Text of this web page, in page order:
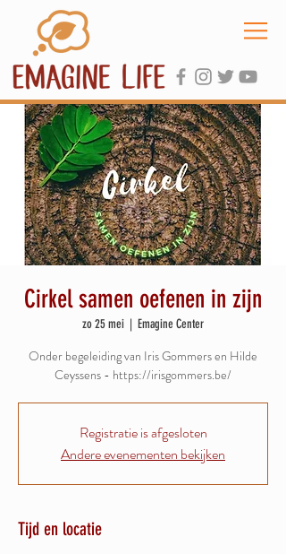
Cirkel samen oefenen in zijn
zo 25 mei
  |
Emagine Center
Onder begeleiding van Iris Gommers en Hilde
Ceyssens - https://irisgommers.be/
Registratie is afgesloten
Andere evenementen bekijken
Tijd en locatie